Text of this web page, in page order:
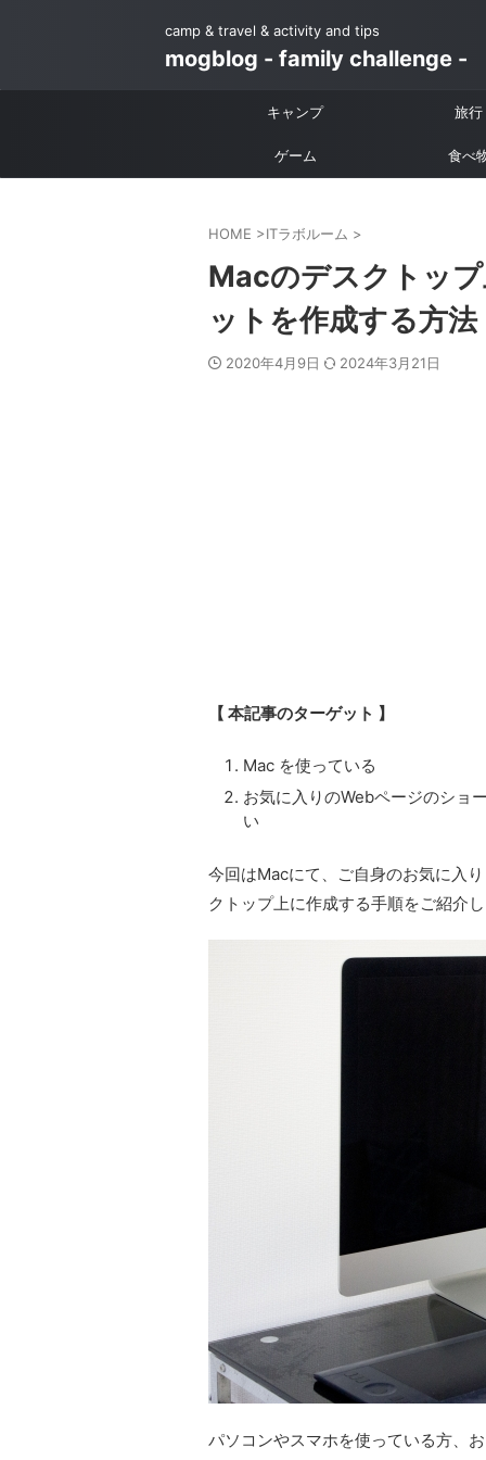
camp & travel & activity and tips
mogblog - family challenge -
キャンプ 旅行
ゲーム 食べ
HOME >ITラボルーム >
Macのデスクトッ
ットを作成する方法
2020年4月9日 2024年3月21日
【 本記事のターゲット 】
Mac を使っている
お気に入りのWebページのショ
い
今回はMacにて、ご自身のお気に入
クトップ上に作成する手順をご紹介
パソコンやスマホを使っている方、